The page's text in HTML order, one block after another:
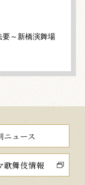
～新橋演舞場
ニュース
歌舞伎情報